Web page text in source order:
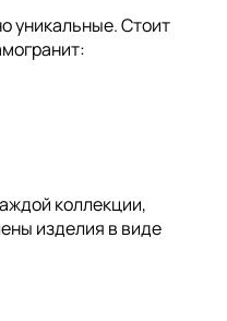
уникальные. Стоит
коллекции,
изделия в виде